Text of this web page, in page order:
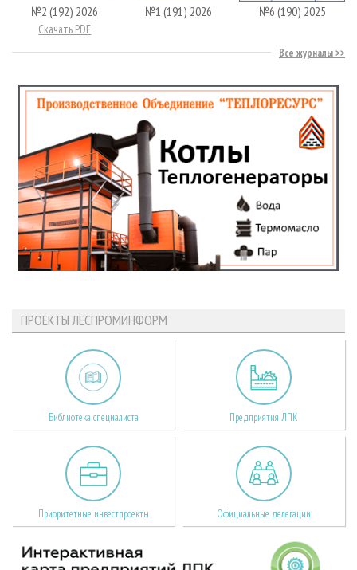
№2 (192) 2026
Скачать PDF
№1 (191) 2026 №6 (190) 2025
Все журналы
ПРОЕКТЫ ЛЕСПРОМИНФОРМ
Библиотека специалиста Предприятия ЛПК
Приоритетные инвестпроекты Официальные делегации